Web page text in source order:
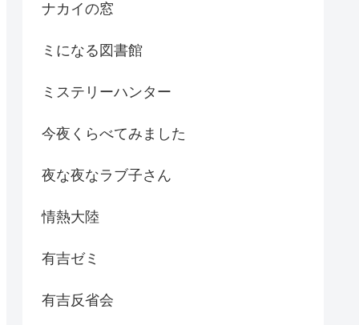
ナカイの窓
ミになる図書館
ミステリーハンター
今夜くらべてみました
夜な夜なラブ子さん
情熱大陸
有吉ゼミ
有吉反省会